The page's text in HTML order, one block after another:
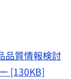
品質情報検討
[130KB]